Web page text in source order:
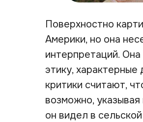
Поверхностно
Америки, но она
интерпретаций.
этику,
критики считают,
возможно,
он видел в